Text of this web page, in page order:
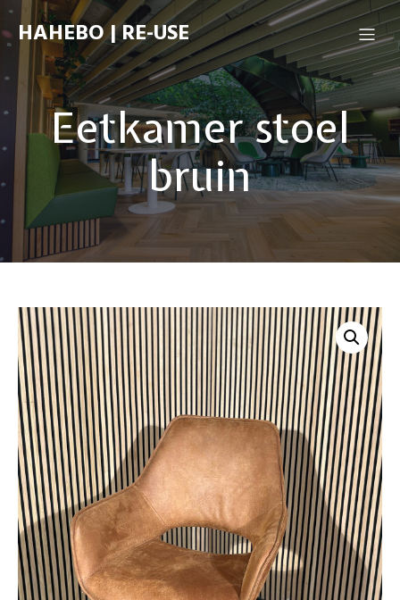
HAHEBO | RE-USE
Eetkamer stoel
bruin